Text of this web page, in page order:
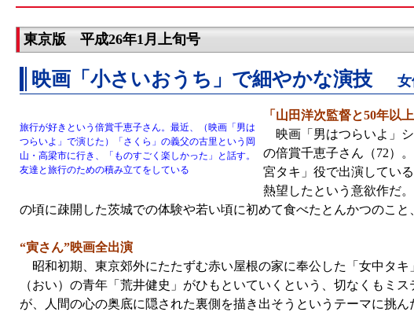
東京版 平成26年1月上旬号
映画「小さいおうち」で細やかな演技
旅行が好きという倍賞千恵子さん。最近、（映画「男は
つらいよ」で演じた）「さくら」の義父の古里という岡
山・高梁市に行き、「ものすごく楽しかった」と話す。
友達と旅行のための積み立てをしている
「山田洋次監督と50年以
映画「男はつらいよ」
の倍賞千恵子さん（72）
宮タキ」役で出演してい
熱望したという意欲作だ
の頃に疎開した茨城での体験や若い頃に初めて食べたとんかつのこ
“寅さん”映画全出演
昭和初期、東京郊外にたたずむ赤い屋根の家に奉公した「女中タ
（おい）の青年「荒井健史」がひもといていくという、切なくもミ
が、人間の心の奥底に隠された裏側を描き出そうというテーマに挑ん